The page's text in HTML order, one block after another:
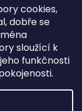
cookies,
dobře se
sloužící k
funkčnosti
práva